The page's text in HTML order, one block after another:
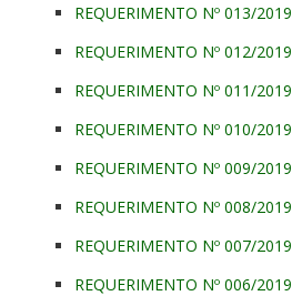
REQUERIMENTO Nº 013/2019
REQUERIMENTO Nº 012/2019
REQUERIMENTO Nº 011/2019
REQUERIMENTO Nº 010/2019
REQUERIMENTO Nº 009/2019
REQUERIMENTO Nº 008/2019
REQUERIMENTO Nº 007/2019
REQUERIMENTO Nº 006/2019